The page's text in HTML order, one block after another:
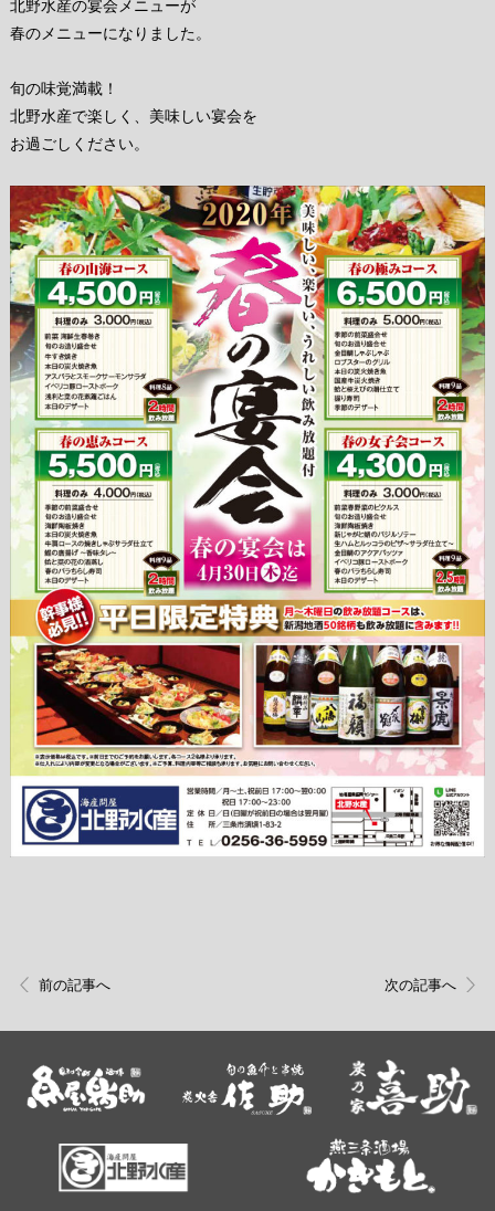
北野水産の宴会メニューが
春のメニューになりました。
旬の味覚満載！
北野水産で楽しく、美味しい宴会を
お過ごしください。
前の記事へ 次の記事へ